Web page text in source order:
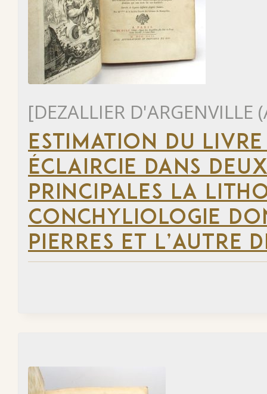
[DEZALLIER
ESTIMATION DU
ÉCLAIRCIE DANS
PRINCIPALES LA
CONCHYLIOLOGIE
PIERRES ET L’AUTRE